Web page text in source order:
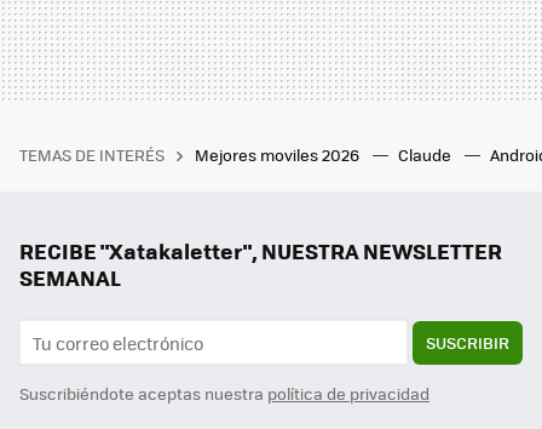
TEMAS DE INTERÉS Mejores moviles 2026 Claude
RECIBE "Xatakaletter", NUESTRA NEWSLETTER
SEMANAL
SUSCRIBIR
Suscribiéndote aceptas nuestra política de privacidad